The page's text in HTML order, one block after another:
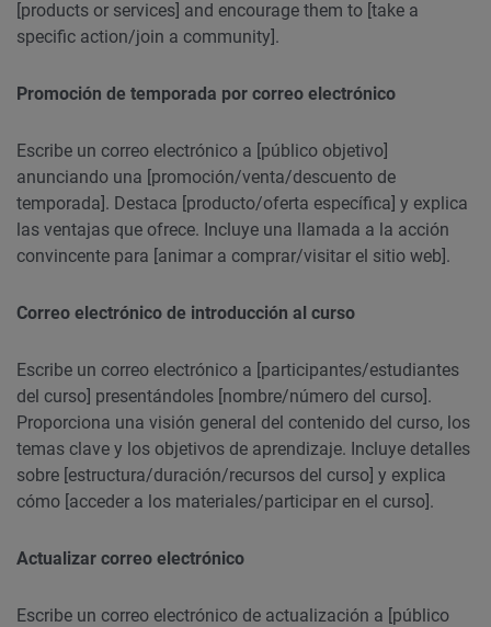
[products or services] and encourage them to [take a
specific action/join a community].
Promoción de temporada por correo electrónico
Escribe un correo electrónico a [público objetivo]
anunciando una [promoción/venta/descuento de
temporada]. Destaca [producto/oferta específica] y explica
las ventajas que ofrece. Incluye una llamada a la acción
convincente para [animar a comprar/visitar el sitio web].
Correo electrónico de introducción al curso
Escribe un correo electrónico a [participantes/estudiantes
del curso] presentándoles [nombre/número del curso].
Proporciona una visión general del contenido del curso, los
temas clave y los objetivos de aprendizaje. Incluye detalles
sobre [estructura/duración/recursos del curso] y explica
cómo [acceder a los materiales/participar en el curso].
Actualizar correo electrónico
Escribe un correo electrónico de actualización a [público